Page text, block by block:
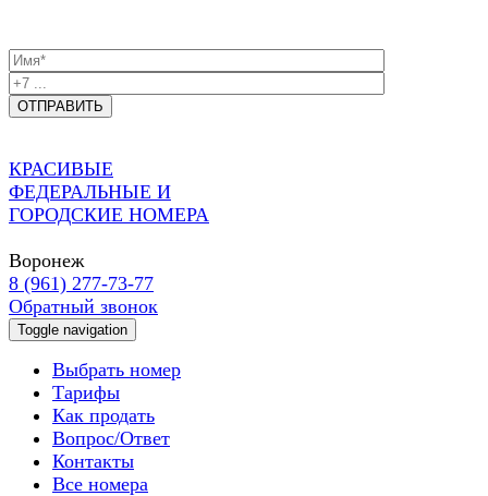
КРАСИВЫЕ
ФЕДЕРАЛЬНЫЕ И
ГОРОДСКИЕ НОМЕРА
Воронеж
8 (961) 277-73-77
Обратный звонок
Toggle navigation
Выбрать номер
Тарифы
Как продать
Вопрос/Ответ
Контакты
Все номера